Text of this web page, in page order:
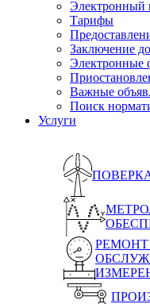
Электронный
Тарифы
Заключение
Электронные
Важные
Поиск
Услуги